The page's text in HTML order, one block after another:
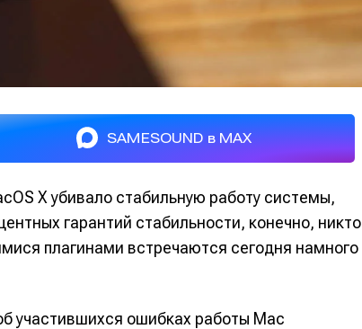
SAMESOUND в MAX
X убивало стабильную работу системы,
гарантий стабильности, конечно, никто
плагинами встречаются сегодня намного
участившихся ошибках работы Mac